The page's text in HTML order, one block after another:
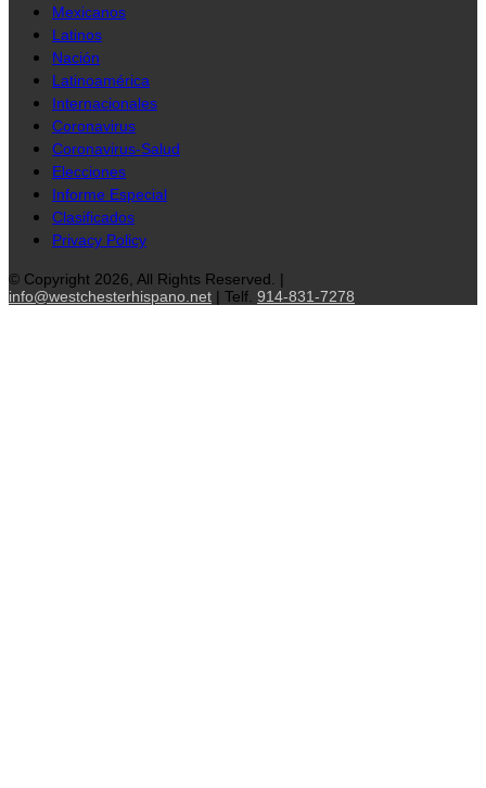
Mexicanos
Latinos
Nación
Latinoamérica
Internacionales
Coronavirus
Coronavirus-Salud
Elecciones
Informe Especial
Clasificados
Privacy Policy
© Copyright 2026, All Rights Reserved. |
info@westchesterhispano.net | Telf. 914-831-7278